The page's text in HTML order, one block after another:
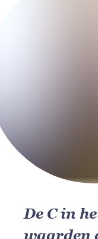
De C in
waarden